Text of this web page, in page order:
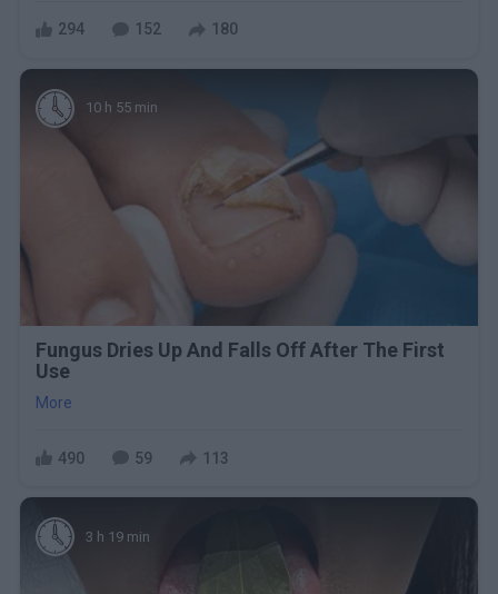
294 152 180
10 h 55 min
Fungus Dries Up And Falls Off After The First
Use
More
490 59 113
3 h 19 min